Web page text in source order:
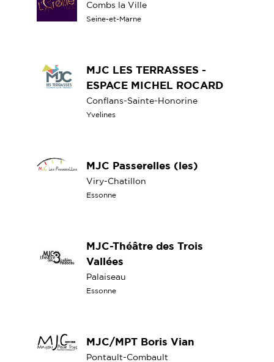
Combs la Ville
Seine-et-Marne
MJC LES TERRASSES -
ESPACE MICHEL ROCARD
Conflans-Sainte-Honorine
Yvelines
MJC Passerelles (les)
Viry-Chatillon
Essonne
MJC-Théâtre des Trois
Vallées
Palaiseau
Essonne
MJC/MPT Boris Vian
Pontault-Combault